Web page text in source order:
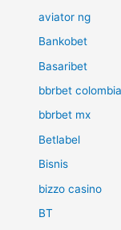
aviator ng
Bankobet
Basaribet
bbrbet colombia
bbrbet mx
Betlabel
Bisnis
bizzo casino
BT